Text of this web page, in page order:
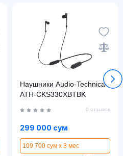
Наушники Audio-Technica
ATH-CKS330XBTBK
0 отзывов
299 000 сум
109 700 сум x 3 мес